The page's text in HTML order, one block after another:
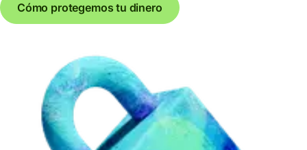
Cómo protegemos tu dinero